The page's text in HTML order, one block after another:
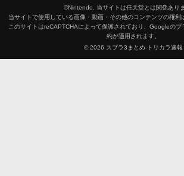
©Nintendo. 当サイトは任天堂とは関係ありま
当サイトで使用している画像・動画・その他のコンテンツの権利
このサイトはreCAPTCHAによって保護されており、Googleのプ
約が適用されます。
© 2026 スプラ3まとめ-トリカラ速報